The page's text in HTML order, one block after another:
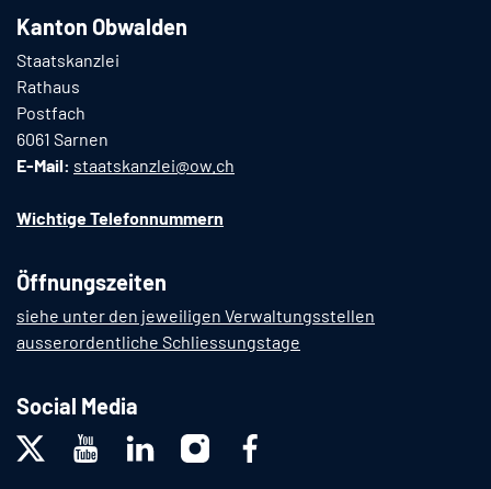
Kanton Obwalden
Staatskanzlei
Rathaus
Postfach
6061 Sarnen
E-Mail: staatskanzlei@ow.ch
Wichtige Telefonnummern
Öffnungszeiten
siehe unter den jeweiligen Verwaltungsstellen
ausserordentliche Schliessungstage
Social Media